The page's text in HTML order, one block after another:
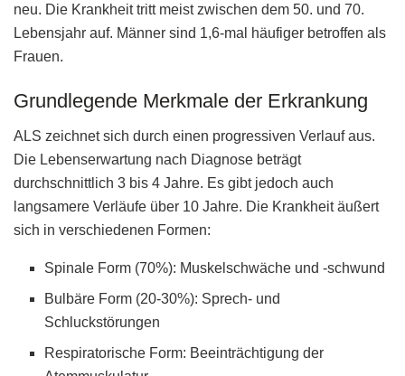
neu. Die Krankheit tritt meist zwischen dem 50. und 70.
Lebensjahr auf. Männer sind 1,6-mal häufiger betroffen als
Frauen.
Grundlegende Merkmale der Erkrankung
ALS zeichnet sich durch einen progressiven Verlauf aus.
Die Lebenserwartung nach Diagnose beträgt
durchschnittlich 3 bis 4 Jahre. Es gibt jedoch auch
langsamere Verläufe über 10 Jahre. Die Krankheit äußert
sich in verschiedenen Formen:
Spinale Form (70%): Muskelschwäche und -schwund
Bulbäre Form (20-30%): Sprech- und
Schluckstörungen
Respiratorische Form: Beeinträchtigung der